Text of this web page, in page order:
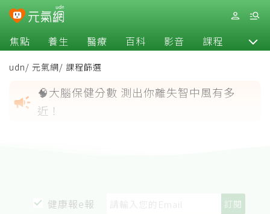
焦點 養生 醫療 百科 影音 課程 退休
udn/ 元氣網/ 課程篩選
campaign
🧠大腦保健分數 測出你離失智中風有多
近！
健康報e報